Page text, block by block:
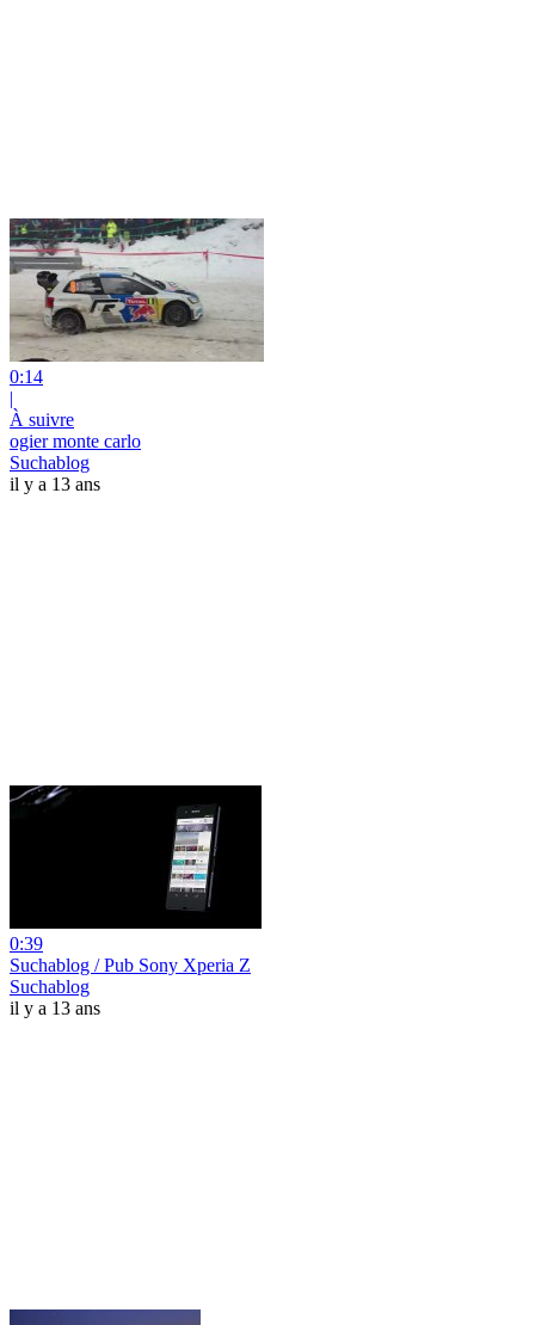
0:14
|
À suivre
ogier monte carlo
Suchablog
il y a 13 ans
0:39
Suchablog / Pub Sony Xperia Z
Suchablog
il y a 13 ans